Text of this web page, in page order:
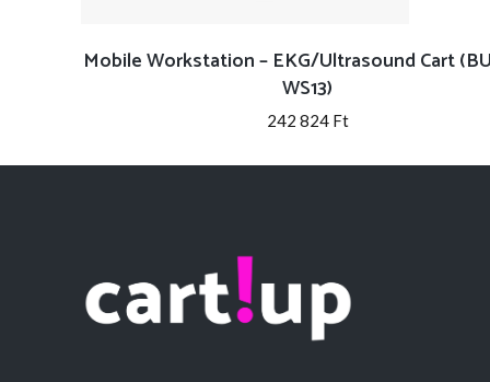
Mobile Workstation – EKG/Ultrasound Cart
WS13)
242 824 Ft